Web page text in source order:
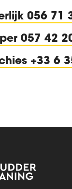
056 71
057 42
+33 6